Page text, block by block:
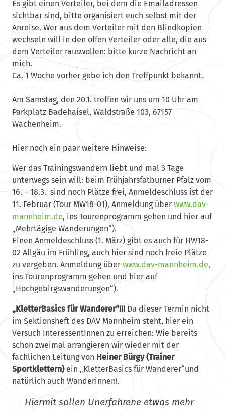
Es gibt einen Verteiler, bei dem die Emailadressen
sichtbar sind, bitte organisiert euch selbst mit der
Anreise. Wer aus dem Verteiler mit den Blindkopien
wechseln will in den offen Verteiler oder alle, die aus
dem Verteiler rauswollen: bitte kurze Nachricht an
mich.
Ca. 1 Woche vorher gebe ich den Treffpunkt bekannt.
Am Samstag, den 20.1. treffen wir uns um 10 Uhr am
Parkplatz Badehaisel, Waldstraße 103, 67157
Wachenheim.
Hier noch ein paar weitere Hinweise:
Wer das Trainingswandern liebt und mal 3 Tage
unterwegs sein will: beim Frühjahrsfatburner Pfalz vom
16. – 18.3. sind noch Plätze frei, Anmeldeschluss ist der
11. Februar (Tour MW18-01), Anmeldung über www.dav-
mannheim.de, ins Tourenprogramm gehen und hier auf
„Mehrtägige Wanderungen“).
Einen Anmeldeschluss (1. März) gibt es auch für HW18-
02 Allgäu im Frühling, auch hier sind noch freie Plätze
zu vergeben. Anmeldung über www.dav-mannheim.de,
ins Tourenprogramm gehen und hier auf
„Hochgebirgswanderungen“).
„KletterBasics für Wanderer“!!! Da dieser Termin nicht
im Sektionsheft des DAV Mannheim steht, hier ein
Versuch InteressentInnen zu erreichen: Wie bereits
schon zweimal arrangieren wir wieder mit der
fachlichen Leitung von Heiner Bürgy (Trainer
Sportklettern)ein „KletterBasics für Wanderer“und
natürlich auch Wanderinnen!.
Hiermit sollen Unerfahrene etwas mehr